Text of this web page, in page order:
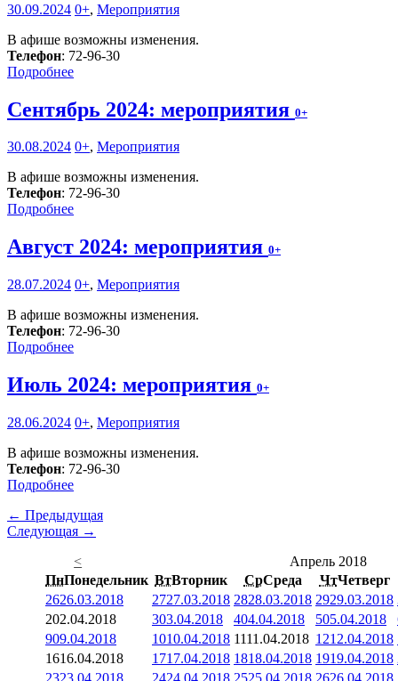
30.09.2024 0+, Мероприятия
В афише возможны изменения.
Телефон: 72-96-30
Подробнее
Сентябрь 2024: мероприятия 0+
30.08.2024 0+, Мероприятия
В афише возможны изменения.
Телефон: 72-96-30
Подробнее
Август 2024: мероприятия 0+
28.07.2024 0+, Мероприятия
В афише возможны изменения.
Телефон: 72-96-30
Подробнее
Июль 2024: мероприятия 0+
28.06.2024 0+, Мероприятия
В афише возможны изменения.
Телефон: 72-96-30
Подробнее
← Предыдущая
Следующая →
<
Апрель 2018
ПнПонедельник ВтВторник СрСреда ЧтЧетверг
2626.03.2018 2727.03.2018 2828.03.2018 2929.03.2018
202.04.2018 303.04.2018 404.04.2018 505.04.2018
909.04.2018 1010.04.2018 1111.04.2018 1212.04.2018
1616.04.2018 1717.04.2018 1818.04.2018 1919.04.2018
2323.04.2018 2424.04.2018 2525.04.2018 2626.04.2018